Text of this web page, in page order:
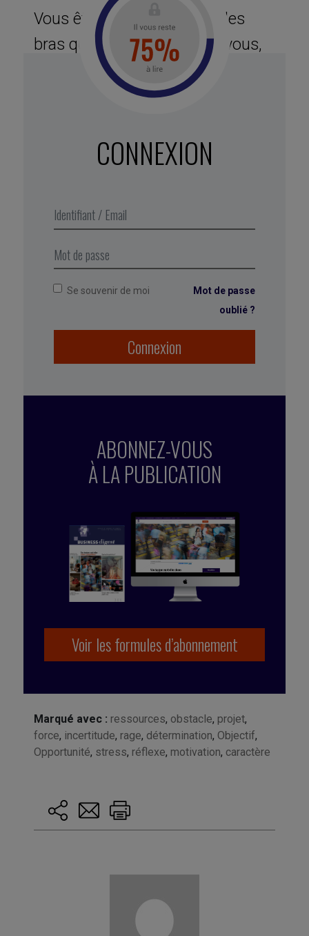
Vous êtes tenté de baisser les
bras quand tout, autour de vous,
semble se liguer contre vos
projets ? C’est bien légitime et
pas écarter totalement. Mais
avez-vous réellement puisé dans
trucs à savoir pour répondre à
cette question !
CONNEXION
Se souvenir de moi
Mot de passe
oublié ?
Connexion
ABONNEZ-VOUS
À LA PUBLICATION
Voir les formules d’abonnement
Marqué avec : ressources, obstacle, projet,
force, incertitude, rage, détermination, Objectif,
Opportunité, stress, réflexe, motivation, caractère